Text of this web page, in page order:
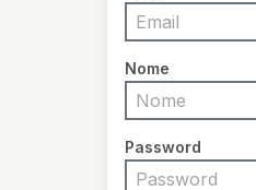
Nome
Password